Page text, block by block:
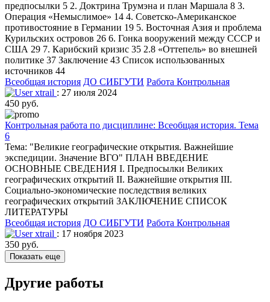
предпосылки 5 2. Доктрина Трумэна и план Маршала 8 3.
Операция «Немыслимое» 14 4. Советско-Американское
противостояние в Германии 19 5. Восточная Азия и проблема
Курильских островов 26 6. Гонка вооружений между СССР и
США 29 7. Карибский кризис 35 2.8 «Оттепель» во внешней
политике 37 Заключение 43 Список использованных
источников 44
Всеобщая история ДО СИБГУТИ Работа Контрольная
xtrail : 27 июля 2024
450 руб.
Контрольная работа по дисциплине: Всеобщая история. Тема
6
Тема: "Великие географические открытия. Важнейшие
экспедиции. Значение ВГО" ПЛАН ВВЕДЕНИЕ
ОСНОВНЫЕ СВЕДЕНИЯ I. Предпосылки Великих
географических открытий II. Важнейшие открытия III.
Социально-экономические последствия великих
географических открытий ЗАКЛЮЧЕНИЕ СПИСОК
ЛИТЕРАТУРЫ
Всеобщая история ДО СИБГУТИ Работа Контрольная
xtrail : 17 ноября 2023
350 руб.
Показать еще
Другие работы